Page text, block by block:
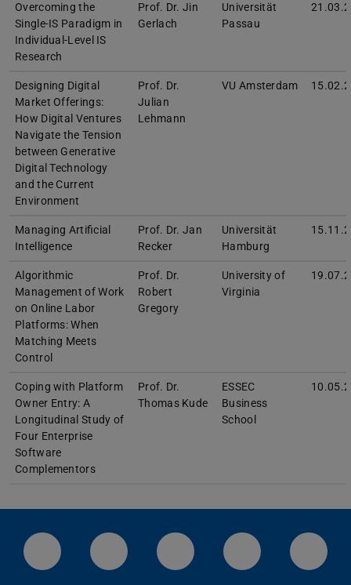
Overcoming the
Single-IS Paradigm in
Individual-Level IS
Research
Prof. Dr. Jin
Gerlach
Universität
Passau
Designing Digital
Market Offerings:
How Digital Ventures
Navigate the Tension
between Generative
Digital Technology
and the Current
Environment
Prof. Dr.
Julian
Lehmann
VU Amsterdam
Managing Artificial
Intelligence
Prof. Dr. Jan
Recker
Universität
Hamburg
Algorithmic
Management of Work
on Online Labor
Platforms: When
Matching Meets
Control
Prof. Dr.
Robert
Gregory
University of
Virginia
Coping with Platform
Owner Entry: A
Longitudinal Study of
Four Enterprise
Software
Complementors
Prof. Dr.
Thomas Kude
ESSEC
Business
School
LinkedIn-Seite der TU Darmstadt
Instagram-Kanal der TU
Bluesky-Kanal der TU
Facebook-